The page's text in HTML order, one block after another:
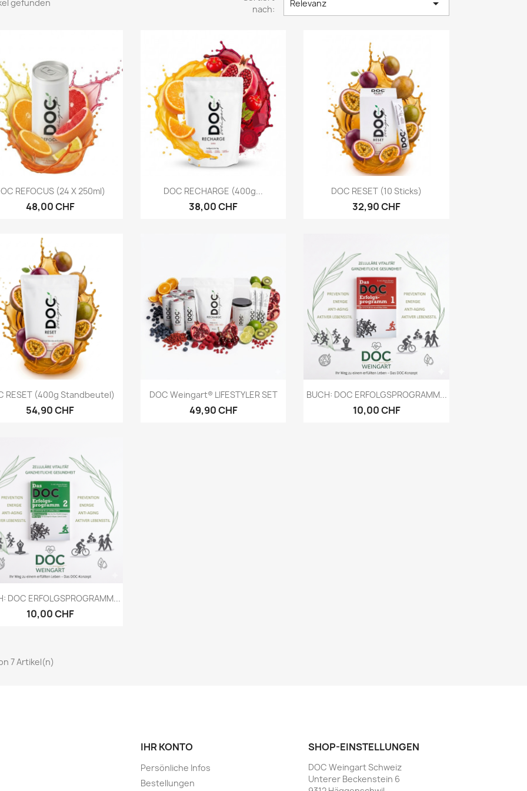
gefunden
nach:
Relevanz 
Vorschau
REFOCUS (24 X 250ml)
48,00 CHF
Vorschau
DOC RECHARGE (400g...
38,00 CHF
Vorschau
DOC RESET (10 Sticks)
32,90 CHF
 Vorschau
RESET (400g Standbeutel)
54,90 CHF
Vorschau
DOC Weingart® LIFESTYLER SET
49,90 CHF
Vorschau
BUCH: DOC ERFOLGSPROGRAMM...
10,00 CHF
Vorschau
DOC ERFOLGSPROGRAMM...
10,00 CHF
7 Artikel(n)
IHR KONTO
Persönliche Infos
Bestellungen
SHOP-EINSTELLUNGEN
DOC Weingart Schweiz
Unterer Beckenstein 6